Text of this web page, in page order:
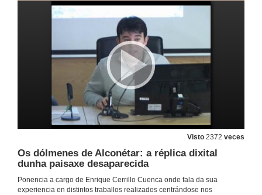
Visto 2372 veces
Os dólmenes de Alconétar: a réplica dixital
dunha paisaxe desaparecida
Ponencia a cargo de Enrique Cerrillo Cuenca onde fala da sua
experiencia en distintos traballos realizados centrándose nos